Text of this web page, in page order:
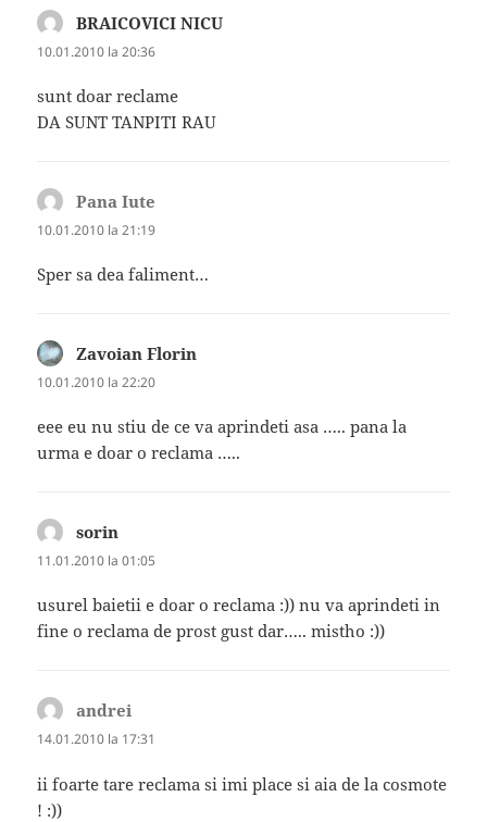
BRAICOVICI NICU
10.01.2010 la 20:36
sunt doar reclame
DA SUNT TANPITI RAU
Pana Iute
10.01.2010 la 21:19
Sper sa dea faliment…
Zavoian Florin
10.01.2010 la 22:20
eee eu nu stiu de ce va aprindeti asa ….. pana la
urma e doar o reclama …..
sorin
11.01.2010 la 01:05
usurel baietii e doar o reclama :)) nu va aprindeti in
fine o reclama de prost gust dar….. mistho :))
andrei
14.01.2010 la 17:31
ii foarte tare reclama si imi place si aia de la cosmote
! :))